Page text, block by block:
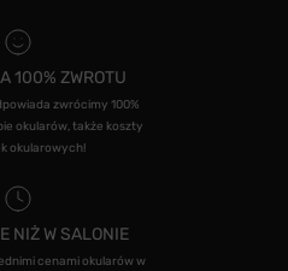
100% ZWROTU
zwrócimy 100%
okularów, także koszty
okularowych!
NIŻ W SALONIE
cenami okularów w